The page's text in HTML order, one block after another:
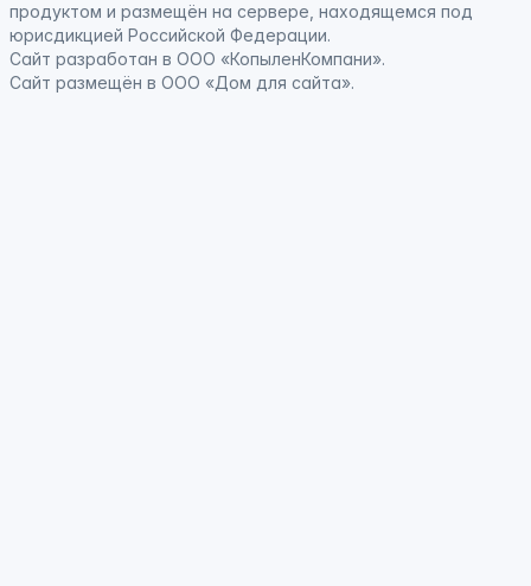
продуктом и размещён на сервере, находящемся под
юрисдикцией Российской Федерации.
Сайт разработан в ООО «КопыленКомпани».
Сайт размещён в ООО «Дом для сайта».